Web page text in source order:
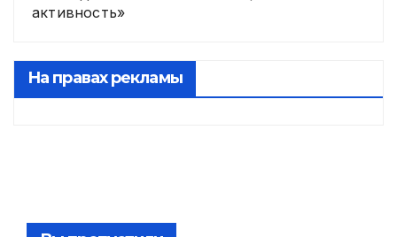
активность»
На правах рекламы